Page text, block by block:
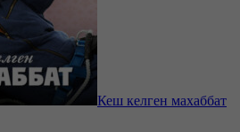
Кеш келген махаббат